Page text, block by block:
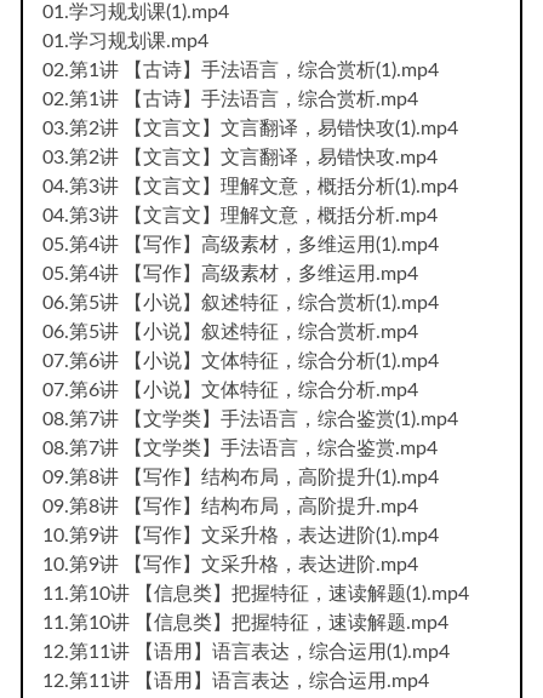
01.学习规划课(1).mp4
01.学习规划课.mp4
02.第1讲 【古诗】手法语言，综合赏析(1).mp4
02.第1讲 【古诗】手法语言，综合赏析.mp4
03.第2讲 【文言文】文言翻译，易错快攻(1).mp4
03.第2讲 【文言文】文言翻译，易错快攻.mp4
04.第3讲 【文言文】理解文意，概括分析(1).mp4
04.第3讲 【文言文】理解文意，概括分析.mp4
05.第4讲 【写作】高级素材，多维运用(1).mp4
05.第4讲 【写作】高级素材，多维运用.mp4
06.第5讲 【小说】叙述特征，综合赏析(1).mp4
06.第5讲 【小说】叙述特征，综合赏析.mp4
07.第6讲 【小说】文体特征，综合分析(1).mp4
07.第6讲 【小说】文体特征，综合分析.mp4
08.第7讲 【文学类】手法语言，综合鉴赏(1).mp4
08.第7讲 【文学类】手法语言，综合鉴赏.mp4
09.第8讲 【写作】结构布局，高阶提升(1).mp4
09.第8讲 【写作】结构布局，高阶提升.mp4
10.第9讲 【写作】文采升格，表达进阶(1).mp4
10.第9讲 【写作】文采升格，表达进阶.mp4
11.第10讲 【信息类】把握特征，速读解题(1).mp4
11.第10讲 【信息类】把握特征，速读解题.mp4
12.第11讲 【语用】语言表达，综合运用(1).mp4
12.第11讲 【语用】语言表达，综合运用.mp4